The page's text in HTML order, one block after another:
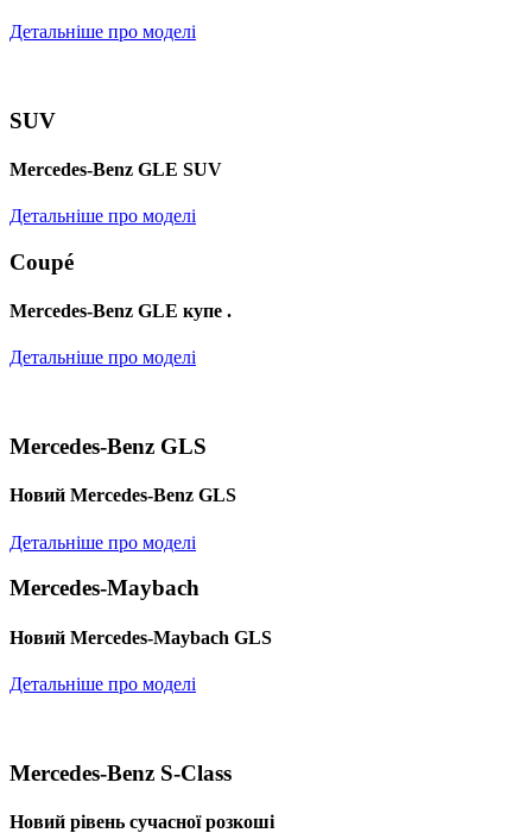
Детальніше про моделі
SUV
Mercedes-Benz GLE SUV
Детальніше про моделі
Coupé
Mercedes-Benz GLE купе .
Детальніше про моделі
Mercedes-Benz GLS
Новий Mercedes-Benz GLS
Детальніше про моделі
Mercedes-Maybach
Новий Mercedes-Maybach GLS
Детальніше про моделі
Mercedes-Benz S-Class
Новий рівень сучасної розкоші